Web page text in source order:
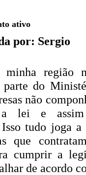
ativo
por: Sergio
minha região
do
não
a lei e
Isso tudo joga
que
cumprir a
de acordo